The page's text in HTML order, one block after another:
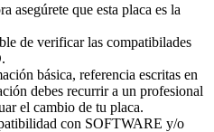
asegúrete que esta placa es la
de verificar las compatibilades
básica, referencia escritas en
debes recurrir a un profesional
el cambio de tu placa.
con SOFTWARE y/o